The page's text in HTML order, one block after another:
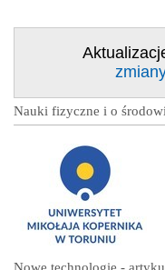
Nauki fizyczne i o
Nowe technologie -